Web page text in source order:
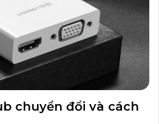
chuyển đổi và cách